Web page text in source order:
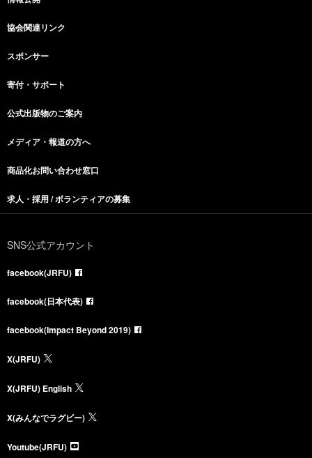
協会関連リンク
スポンサー
寄付・サポート
公式出版物のご案内
メディア・報道の方へ
商品化お問い合わせ窓口
求人・採用 / ボランティアの募集
SNS公式アカウント
facebook(JRFU)
facebook(日本代表)
facebook(Impact Beyond 2019)
X(JRFU)
X(JRFU) English
X(みんなでラグビー)
Youtube(JRFU)